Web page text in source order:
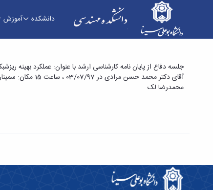
دانشکده آموزش
جلسه دفاع از پایان نامه کارشناسی ارشد با
اهداف اقتصادی، زیست محیطی و فنی
جلسه دفاع از پایان نامه کارشناسی ارشد با عنوان: عملکرد
آقای دکتر محمد حسن مرادی در 03/07/97 ، ساعت 15 مکان: سمینار 2 گروه برق برگزار میگردد. علاقمندان جهت کسب اطلاعات یبشتر به لینک زیر مراجعه نمایند
محمدرضا لک